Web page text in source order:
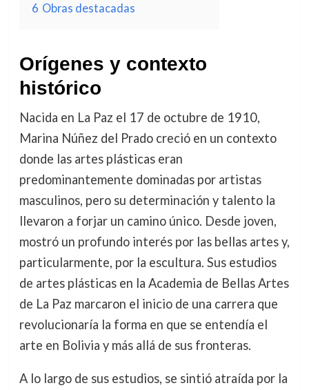
6 Obras destacadas
Orígenes y contexto
histórico
Nacida en La Paz el 17 de octubre de 1910,
Marina Núñez del Prado creció en un contexto
donde las artes plásticas eran
predominantemente dominadas por artistas
masculinos, pero su determinación y talento la
llevaron a forjar un camino único. Desde joven,
mostró un profundo interés por las bellas artes y,
particularmente, por la escultura. Sus estudios
de artes plásticas en la Academia de Bellas Artes
de La Paz marcaron el inicio de una carrera que
revolucionaría la forma en que se entendía el
arte en Bolivia y más allá de sus fronteras.
A lo largo de sus estudios, se sintió atraída por la